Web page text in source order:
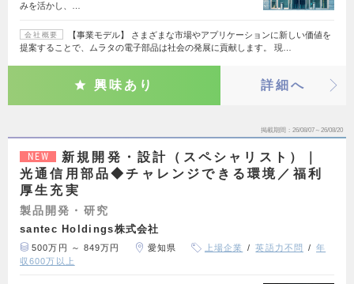
みを活かし、…
会社概要
【事業モデル】 さまざまな市場やアプリケーションに新しい価値を
提案することで、ムラタの電子部品は社会の発展に貢献します。 現…
興味あり 詳細へ
掲載期間 26/08/07～26/08/20
NEW
新規開発・設計（スペシャリスト）｜
光通信用部品◆チャレンジできる環境／福利
厚生充実
製品開発・研究
santec Holdings株式会社
500万円 ～ 849万円 愛知県 上場企業 英語力不問
年
収600万以上